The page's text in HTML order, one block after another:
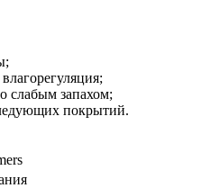
слабым запахом;
покрытий.